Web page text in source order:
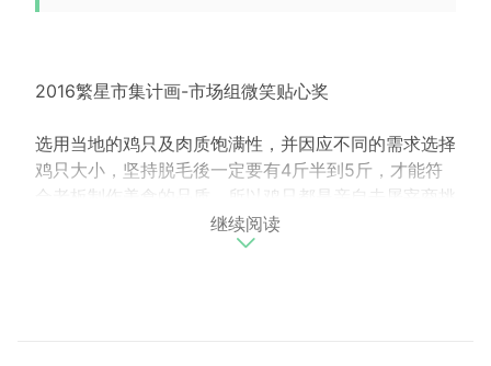
2016繁星市集计画-市场组微笑贴心奖
选用当地的鸡只及肉质饱满性，并因应不同的需求选择
鸡只大小，坚持脱毛後一定要有4斤半到5斤，才能符
合老板制作美食的品质。所以鸡只都是亲自去屠宰商挑
选，早上开店前就先调味，以确保肉质的新鲜及品质，
而且当日销售完毕後就不再制作，每日限量。除了鸡肉
继续阅读